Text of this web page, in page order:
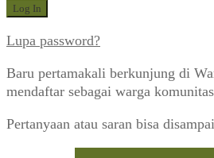
Lupa password?
Baru pertamakali berkunjung di
mendaftar sebagai warga komunitas
Pertanyaan atau saran bisa